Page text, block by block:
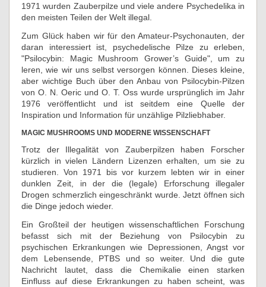
1971 wurden Zauberpilze und viele andere Psychedelika in
den meisten Teilen der Welt illegal.
Zum Glück haben wir für den Amateur-Psychonauten, der
daran interessiert ist, psychedelische Pilze zu erleben,
"Psilocybin: Magic Mushroom Grower’s Guide", um zu
leren, wie wir uns selbst versorgen können. Dieses kleine,
aber wichtige Buch über den Anbau von Psilocybin-Pilzen
von O. N. Oeric und O. T. Oss wurde ursprünglich im Jahr
1976 veröffentlicht und ist seitdem eine Quelle der
Inspiration und Information für unzählige Pilzliebhaber.
MAGIC MUSHROOMS UND MODERNE WISSENSCHAFT
Trotz der Illegalität von Zauberpilzen haben Forscher
kürzlich in vielen Ländern Lizenzen erhalten, um sie zu
studieren. Von 1971 bis vor kurzem lebten wir in einer
dunklen Zeit, in der die (legale) Erforschung illegaler
Drogen schmerzlich eingeschränkt wurde. Jetzt öffnen sich
die Dinge jedoch wieder.
Ein Großteil der heutigen wissenschaftlichen Forschung
befasst sich mit der Beziehung von Psilocybin zu
psychischen Erkrankungen wie Depressionen, Angst vor
dem Lebensende, PTBS und so weiter. Und die gute
Nachricht lautet, dass die Chemikalie einen starken
Einfluss auf diese Erkrankungen zu haben scheint, was